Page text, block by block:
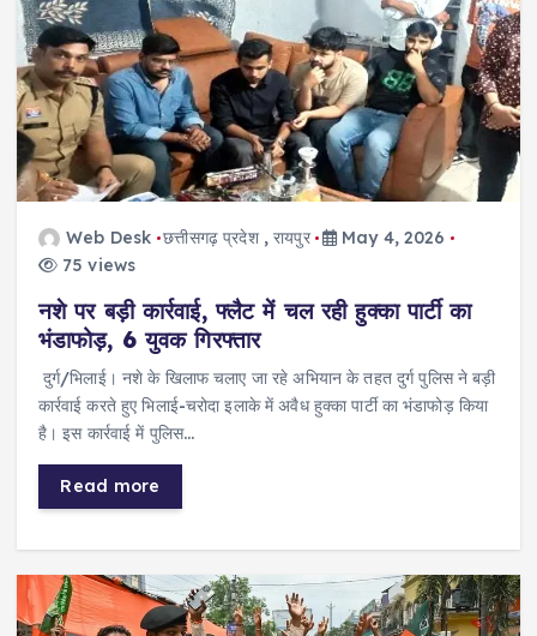
Web Desk छत्तीसगढ़ प्रदेश,रायपुर
May 4, 2026
75 views
नशे पर बड़ी कार्रवाई, फ्लैट में चल रही हुक्का पार्टी का
भंडाफोड़, 6 युवक गिरफ्तार
दुर्ग/भिलाई। नशे के खिलाफ चलाए जा रहे अभियान के तहत दुर्ग पुलिस ने बड़ी
कार्रवाई करते हुए भिलाई-चरोदा इलाके में अवैध हुक्का पार्टी का भंडाफोड़ किया
है। इस कार्रवाई में पुलिस…
Read more